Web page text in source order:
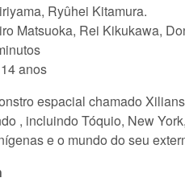
Ryûhei Kitamura.
Matsuoka, Rei Kikukawa,
14 anos
espacial chamado
, incluindo Tóquio, New
e o mundo do seu